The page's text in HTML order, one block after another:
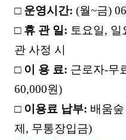
□ 운영시간: (월~금)
□ 휴 관 일 : 토요일, 일
관 사정 시
□ 이 용 료: 근로자-무
60,000원)
□ 이용료 납부: 배움
제 , 무통장입금)